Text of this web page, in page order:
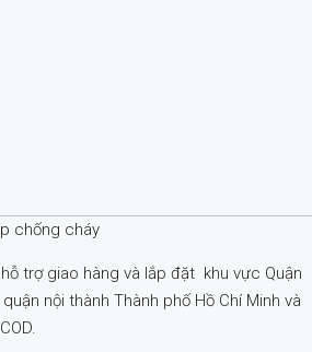
chống cháy
trợ giao hàng và lắp đặt khu vực Quận
nội thành Thành phố Hồ Chí Minh và